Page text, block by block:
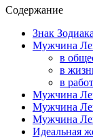
Содержание
Знак
Мужчина
в
в
в
Мужчина
Мужчина
Мужчина
Идеальная